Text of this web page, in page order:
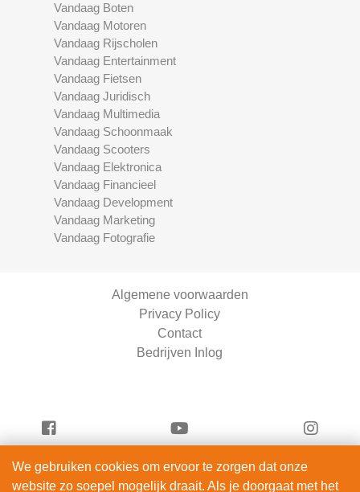
Vandaag Boten
Vandaag Motoren
Vandaag Rijscholen
Vandaag Entertainment
Vandaag Fietsen
Vandaag Juridisch
Vandaag Multimedia
Vandaag Schoonmaak
Vandaag Scooters
Vandaag Elektronica
Vandaag Financieel
Vandaag Development
Vandaag Marketing
Vandaag Fotografie
Algemene voorwaarden
Privacy Policy
Contact
Bedrijven Inlog
Vandaag Scooters is onderdeel van
We gebruiken cookies om ervoor te zorgen dat onze
website zo soepel mogelijk draait. Als je doorgaat met het